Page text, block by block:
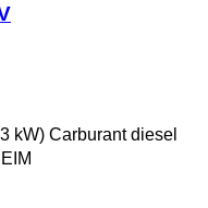
kW) Carburant diesel